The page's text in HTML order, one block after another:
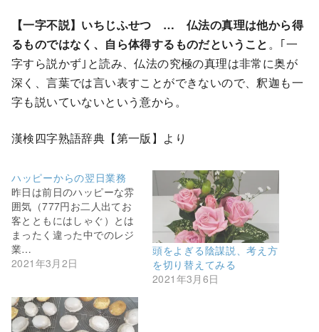
【一字不説】いちじふせつ … 仏法の真理は他から得
るものではなく、自ら体得するものだということ。｢一
字すら説かず｣と読み、仏法の究極の真理は非常に奥が
深く、言葉では言い表すことができないので、釈迦も一
字も説いていないという意から。
漢検四字熟語辞典【第一版】より
ハッピーからの翌日業務
昨日は前日のハッピーな雰
囲気（777円お二人出てお
客とともにはしゃぐ）とは
まったく違った中でのレジ
業…
2021年3月2日
頭をよぎる陰謀説、考え方
を切り替えてみる
2021年3月6日